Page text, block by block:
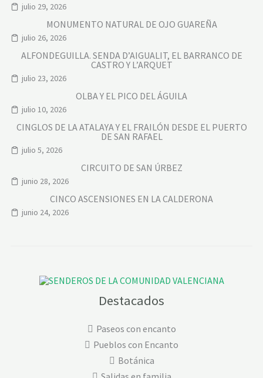
julio 29, 2026
MONUMENTO NATURAL DE OJO GUAREÑA
julio 26, 2026
ALFONDEGUILLA. SENDA D’AIGUALIT, EL BARRANCO DE
CASTRO Y L’ARQUET
julio 23, 2026
OLBA Y EL PICO DEL ÁGUILA
julio 10, 2026
CINGLOS DE LA ATALAYA Y EL FRAILÓN DESDE EL PUERTO
DE SAN RAFAEL
julio 5, 2026
CIRCUITO DE SAN ÚRBEZ
junio 28, 2026
CINCO ASCENSIONES EN LA CALDERONA
junio 24, 2026
Destacados
Paseos con encanto
Pueblos con Encanto
Botánica